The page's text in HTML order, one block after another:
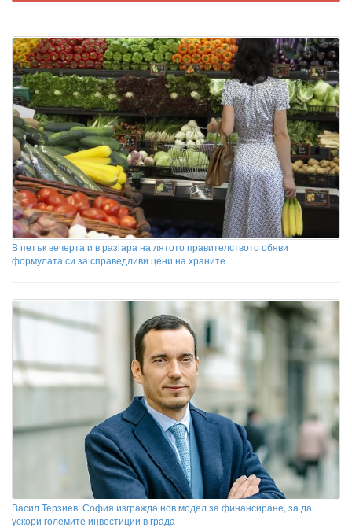
В петък вечерта и в разгара на лятото правителството обяви
формулата си за справедливи цени на храните
Васил Терзиев: София изгражда нов модел за финансиране, за да
ускори големите инвестиции в града